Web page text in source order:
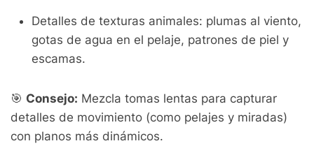
Detalles de texturas animales: plumas al viento,
gotas de agua en el pelaje, patrones de piel y
escamas.
🎯 Consejo: Mezcla tomas lentas para capturar
detalles de movimiento (como pelajes y miradas)
con planos más dinámicos.